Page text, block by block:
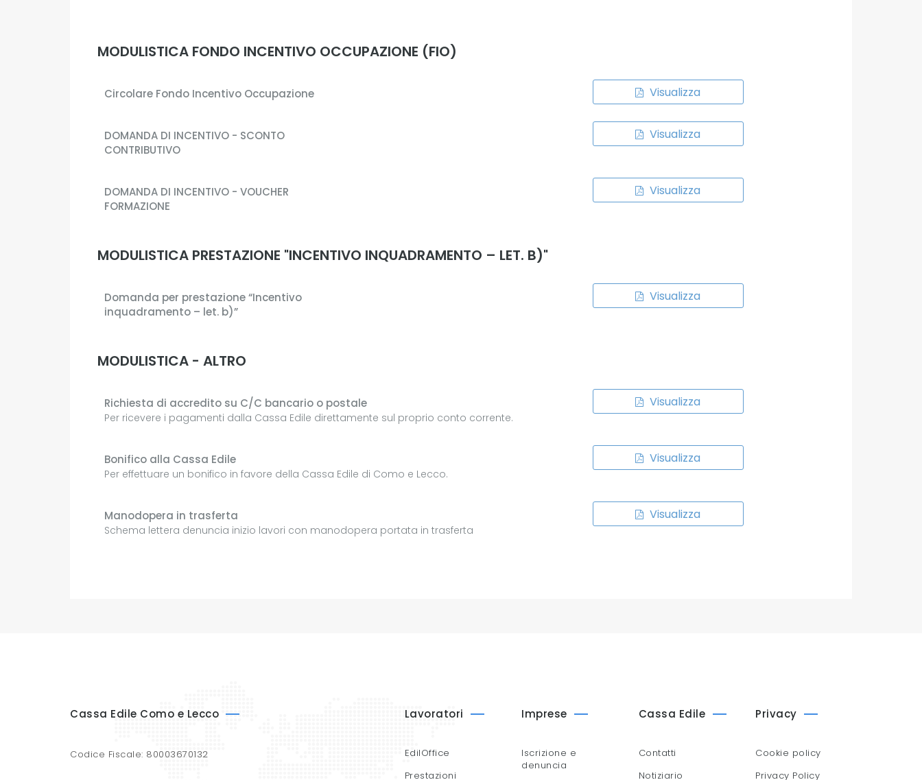
MODULISTICA FONDO INCENTIVO OCCUPAZIONE (FIO)
Circolare Fondo Incentivo Occupazione Visualizza
DOMANDA DI INCENTIVO - SCONTO
CONTRIBUTIVO
Visualizza
DOMANDA DI INCENTIVO - VOUCHER
FORMAZIONE
Visualizza
MODULISTICA PRESTAZIONE "INCENTIVO INQUADRAMENTO – LET. B)"
Domanda per prestazione “Incentivo
inquadramento – let. b)”
Visualizza
MODULISTICA - ALTRO
Richiesta di accredito su C/C bancario o postale
Per ricevere i pagamenti dalla Cassa Edile direttamente sul proprio conto corrente.
Visualizza
Bonifico alla Cassa Edile
Per effettuare un bonifico in favore della Cassa Edile di Como e Lecco.
Visualizza
Manodopera in trasferta
Schema lettera denuncia inizio lavori con manodopera portata in trasferta
Visualizza
Cassa Edile Como e Lecco
Codice Fiscale: 80003670132
Lavoratori
EdilOffice
Prestazioni
Imprese
Iscrizione e
denuncia
Cassa Edile
Contatti
Notiziario
Privacy
Cookie policy
Privacy Policy